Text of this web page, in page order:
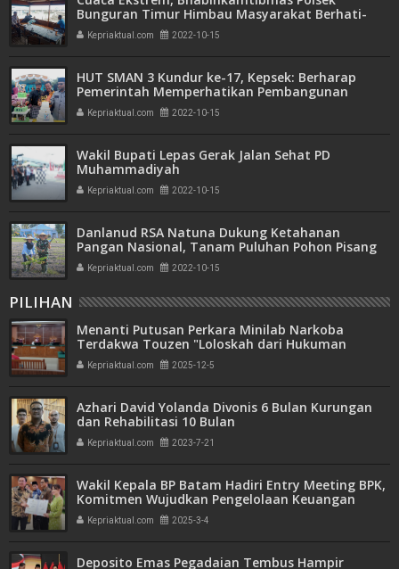
Bunguran Timur Himbau Masyarakat Berhati-
Hati Melaut
Kepriaktual.com 2022-10-15
HUT SMAN 3 Kundur ke-17, Kepsek: Berharap
Pemerintah Memperhatikan Pembangunan
Sekolah ini
Kepriaktual.com 2022-10-15
Wakil Bupati Lepas Gerak Jalan Sehat PD
Muhammadiyah
Kepriaktual.com 2022-10-15
Danlanud RSA Natuna Dukung Ketahanan
Pangan Nasional, Tanam Puluhan Pohon Pisang
Kepriaktual.com 2022-10-15
PILIHAN
Menanti Putusan Perkara Minilab Narkoba
Terdakwa Touzen "Loloskah dari Hukuman
Seumur Hidup atau Mati"
Kepriaktual.com 2025-12-5
Azhari David Yolanda Divonis 6 Bulan Kurungan
dan Rehabilitasi 10 Bulan
Kepriaktual.com 2023-7-21
Wakil Kepala BP Batam Hadiri Entry Meeting BPK,
Komitmen Wujudkan Pengelolaan Keuangan
Transparan dan Akuntabel
Kepriaktual.com 2025-3-4
Deposito Emas Pegadaian Tembus Hampir